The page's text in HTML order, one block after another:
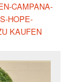
CAMPANA-
HOPE-
KAUFEN